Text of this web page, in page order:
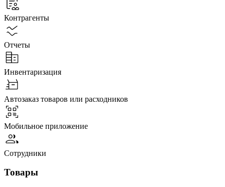
Контрагенты
Отчеты
Инвентаризация
Автозаказ товаров или расходников
Мобильное приложение
Сотрудники
Товары